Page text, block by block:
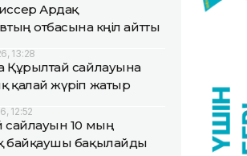
Ардақ
отбасына көңіл айтты
13:28
Құрылтай сайлауына
қалай жүріп жатыр
12:52
сайлауын 10 мың
байқаушы бақылайды